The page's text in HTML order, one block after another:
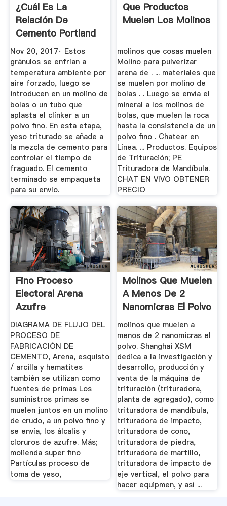
¿Cuál Es La
Relación De
Cemento Portland
Para Piedra Y
Arena?
Nov 20, 2017· Estos
gránulos se enfrían a
temperatura ambiente por
aire forzado, luego se
introducen en un molino de
bolas o un tubo que
aplasta el clínker a un
polvo fino. En esta etapa,
yeso triturado se añade a
la mezcla de cemento para
controlar el tiempo de
fraguado. El cemento
terminado se empaqueta
para su envío.
Que Productos
Muelen Los Molinos
molinos que cosas muelen
Molino para pulverizar
arena de . ... materiales que
se muelen por molino de
bolas . . Luego se envía el
mineral a los molinos de
bolas, que muelen la roca
hasta la consistencia de un
polvo fino . Chatear en
Línea. ... Productos. Equipos
de Trituración; PE
Trituradora de Mandíbula.
CHAT EN VIVO OBTENER
PRECIO
Fino Proceso
Electoral Arena
Azufre
DIAGRAMA DE FLUJO DEL
PROCESO DE
FABRICACIÓN DE
CEMENTO, Arena, esquisto
/ arcilla y hematites
también se utilizan como
fuentes de primas Los
suministros primas se
muelen juntos en un molino
de crudo, a un polvo fino y
se envía, los álcalis y
cloruros de azufre. Más;
molienda super fino
Partículas proceso de
toma de yeso,
Molinos Que Muelen
A Menos De 2
Nanomicras El Polvo
...
molinos que muelen a
menos de 2 nanomicras el
polvo. Shanghai XSM
dedica a la investigación y
desarrollo, producción y
venta de la máquina de
trituración (trituradora,
planta de agregado), como
trituradora de mandíbula,
trituradora de impacto,
trituradora de cono,
trituradora de piedra,
trituradora de martillo,
trituradora de impacto de
eje vertical, el polvo para
hacer equipmen, y así ...